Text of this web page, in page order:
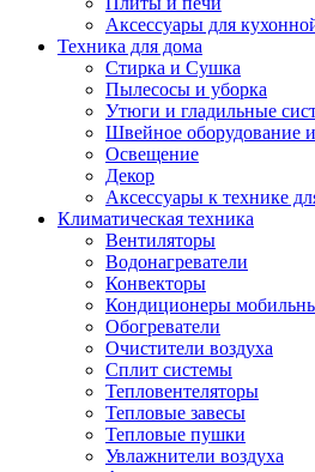
Аксессуары для
Техника для дома
Стирка и Сушка
Пылесосы и уборка
Утюги и гладильные
Швейное оборудование
Освещение
Декор
Аксессуары к технике
Климатическая техника
Вентиляторы
Водонагреватели
Конвекторы
Кондиционеры
Обогреватели
Очистители воздуха
Сплит системы
Тепловентеляторы
Тепловые завесы
Тепловые пушки
Увлажнители воздуха